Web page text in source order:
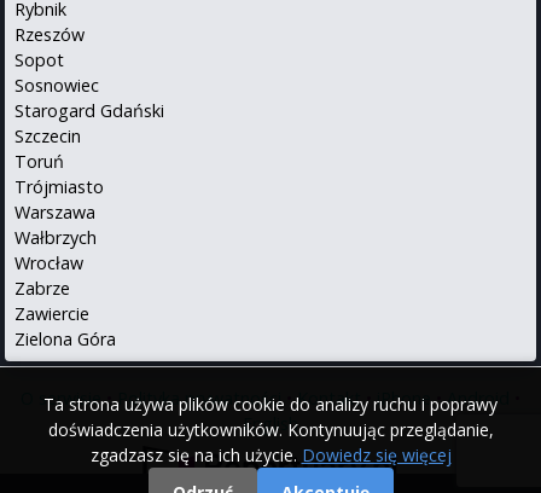
Ta strona używa plików cookie do analizy ruchu i poprawy
doświadczenia użytkowników. Kontynuując przeglądanie,
zgadzasz się na ich użycie. Dowiedz się więcej
Rybnik
Rzeszów
Sopot
Sosnowiec
Starogard Gdański
Szczecin
Toruń
Trójmiasto
Warszawa
Wałbrzych
Wrocław
Zabrze
Zawiercie
Zielona Góra
O serwisie•Polityka prywatności•Kontakt•iPhone•Android
English